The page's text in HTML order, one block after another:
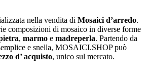
nella vendita di Mosaici d’arredo.
composizioni di mosaico in diverse forme
, marmo e madreperla. Partendo da
e snella, MOSAICI.SHOP può
d’ acquisto, unico sul mercato.